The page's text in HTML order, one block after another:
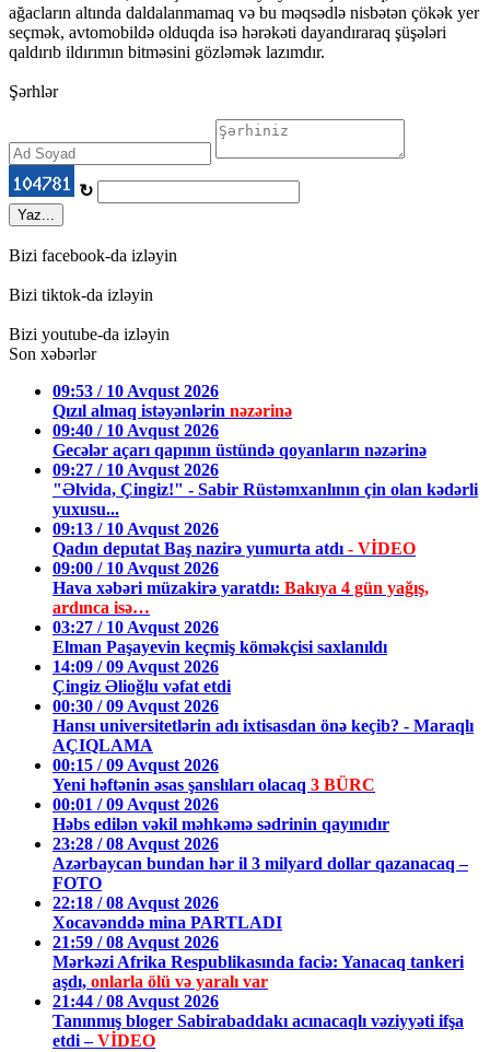
ağacların altında daldalanmamaq və bu məqsədlə nisbətən çökək yer
seçmək, avtomobildə olduqda isə hərəkəti dayandıraraq şüşələri
qaldırıb ildırımın bitməsini gözləmək lazımdır.
Şərhlər
↻
Yaz...
Bizi facebook-da izləyin
Bizi tiktok-da izləyin
Bizi youtube-da izləyin
Son xəbərlər
09:53 / 10 Avqust 2026
Qızıl almaq istəyənlərin nəzərinə
09:40 / 10 Avqust 2026
Gecələr açarı qapının üstündə qoyanların nəzərinə
09:27 / 10 Avqust 2026
"Əlvida, Çingiz!" - Sabir Rüstəmxanlının çin olan kədərli
yuxusu...
09:13 / 10 Avqust 2026
Qadın deputat Baş nazirə yumurta atdı - VİDEO
09:00 / 10 Avqust 2026
Hava xəbəri müzakirə yaratdı: Bakıya 4 gün yağış,
ardınca isə…
03:27 / 10 Avqust 2026
Elman Paşayevin keçmiş köməkçisi saxlanıldı
14:09 / 09 Avqust 2026
Çingiz Əlioğlu vəfat etdi
00:30 / 09 Avqust 2026
Hansı universitetlərin adı ixtisasdan önə keçib? - Maraqlı
AÇIQLAMA
00:15 / 09 Avqust 2026
Yeni həftənin əsas şanslıları olacaq 3 BÜRC
00:01 / 09 Avqust 2026
Həbs edilən vəkil məhkəmə sədrinin qayınıdır
23:28 / 08 Avqust 2026
Azərbaycan bundan hər il 3 milyard dollar qazanacaq –
FOTO
22:18 / 08 Avqust 2026
Xocavənddə mina PARTLADI
21:59 / 08 Avqust 2026
Mərkəzi Afrika Respublikasında faciə: Yanacaq tankeri
aşdı, onlarla ölü və yaralı var
21:44 / 08 Avqust 2026
Tanınmış bloger Sabirabaddakı acınacaqlı vəziyyəti ifşa
etdi –VİDEO